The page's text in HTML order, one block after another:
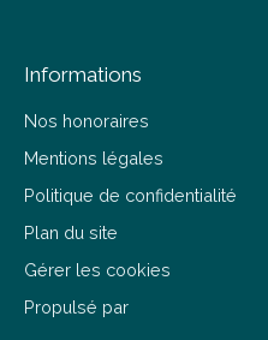
Informations
Nos honoraires
Mentions légales
Politique de confidentialité
Plan du site
Gérer les cookies
Propulsé par